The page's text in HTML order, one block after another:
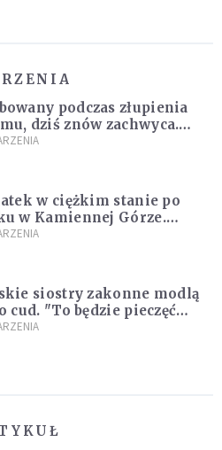
podczas złupienia
dziś znów zachwyca.
arras w Castel
w ciężkim stanie po
w Kamiennej Górze.
zatrzymała dwóch
siostry zakonne modlą
cud. "To będzie pieczęć
Boga dla naszej wiary"